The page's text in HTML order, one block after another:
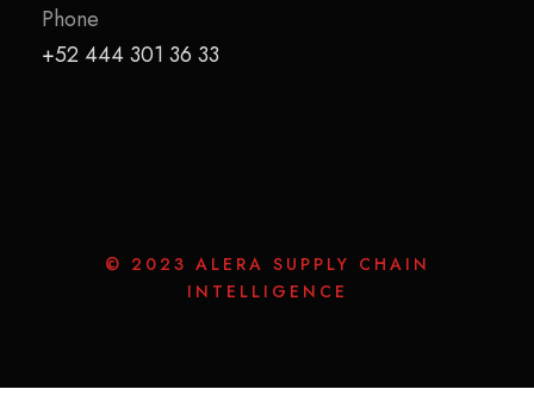
Phone
+52 444 301 36 33
© 2023 ALERA SUPPLY CHAIN
INTELLIGENCE